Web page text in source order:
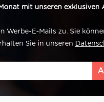
mit unseren exklusiven
Werbe-E-Mails zu. Sie
Sie in unseren